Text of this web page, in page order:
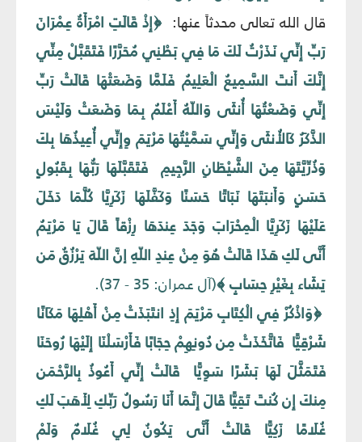
قال الله تعالى محدثاً عنها: ﴿إِذْ قَالَتِ امْرَأَةُ عِمْرَانَ
رَبِّ إِنِّي نَذَرْتُ لَكَ مَا فِي بَطْنِي مُحَرَّرًا فَتَقَبَّلْ مِنِّي
إِنَّكَ أَنتَ السَّمِيعُ الْعَلِيمُ فَلَمَّا وَضَعَتْهَا قَالَتْ رَبِّ
إِنِّي وَضَعْتُهَا أُنثَى وَاللّهُ أَعْلَمُ بِمَا وَضَعَتْ وَلَيْسَ
الذَّكَرُ كَالأُنثَى وَإِنِّي سَمَّيْتُهَا مَرْيَمَ وِإِنِّي أُعِيذُهَا بِكَ
وَذُرِّيَّتَهَا مِنَ الشَّيْطَانِ الرَّجِيمِ فَتَقَبَّلَهَا رَبُّهَا بِقَبُولٍ
حَسَنٍ وَأَنبَتَهَا نَبَاتًا حَسَنًا وَكَفَّلَهَا زَكَرِيَّا كُلَّمَا دَخَلَ
عَلَيْهَا زَكَرِيَّا الْمِحْرَابَ وَجَدَ عِندَهَا رِزْقاً قَالَ يَا مَرْيَمُ
أَنَّى لَكِ هَذَا قَالَتْ هُوَ مِنْ عِندِ اللّهِ إنَّ اللّهَ يَرْزُقُ مَن
يَشَاء بِغَيْرِ حِسَابٍ ﴾(آل عمران: 35 - 37).
﴿وَاذْكُرْ فِي الْكِتَابِ مَرْيَمَ إِذِ انتَبَذَتْ مِنْ أَهْلِهَا مَكَانًا
شَرْقِيًّا فَاتَّخَذَتْ مِن دُونِهِمْ حِجَابًا فَأَرْسَلْنَا إِلَيْهَا رُوحَنَا
فَتَمَثَّلَ لَهَا بَشَرًا سَوِيًّا قَالَتْ إِنِّي أَعُوذُ بِالرَّحْمَن
مِنكَ إِن كُنتَ تَقِيًّا قَالَ إِنَّمَا أَنَا رَسُولُ رَبِّكِ لِأَهَبَ لَكِ
غُلَامًا زَكِيًّا قَالَتْ أَنَّى يَكُونُ لِي غُلَامٌ وَلَمْ